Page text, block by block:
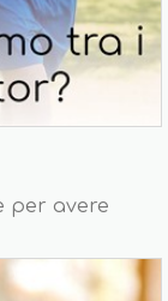
per avere